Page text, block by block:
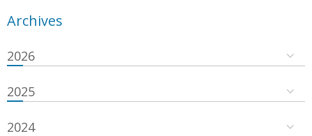
Archives
2026
2025
2024